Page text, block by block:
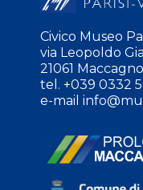
Civico Museo
via Leopoldo
21061
tel. +039 0332
e-mail